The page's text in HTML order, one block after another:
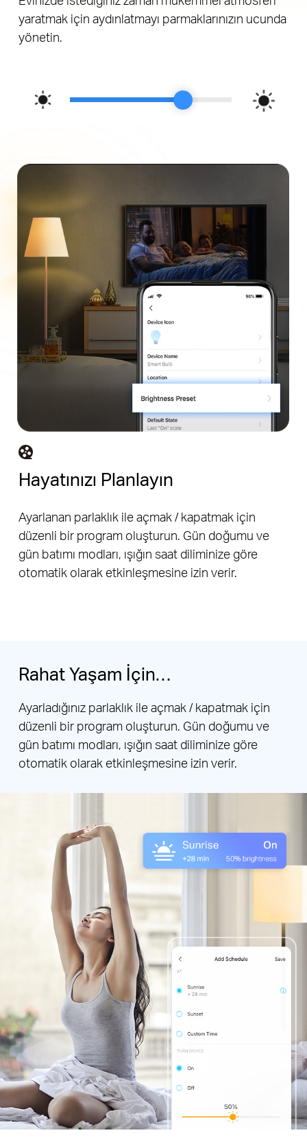
yaratmak için aydınlatmayı parmaklarınızın ucunda
yönetin.
Hayatınızı Planlayın
Ayarlanan parlaklık ile açmak / kapatmak için
düzenli bir program oluşturun. Gün doğumu ve
gün batımı modları, ışığın saat diliminize göre
otomatik olarak etkinleşmesine izin verir.
Rahat Yaşam İçin…
Ayarladığınız parlaklık ile açmak / kapatmak için
düzenli bir program oluşturun. Gün doğumu ve
gün batımı modları, ışığın saat diliminize göre
otomatik olarak etkinleşmesine izin verir.